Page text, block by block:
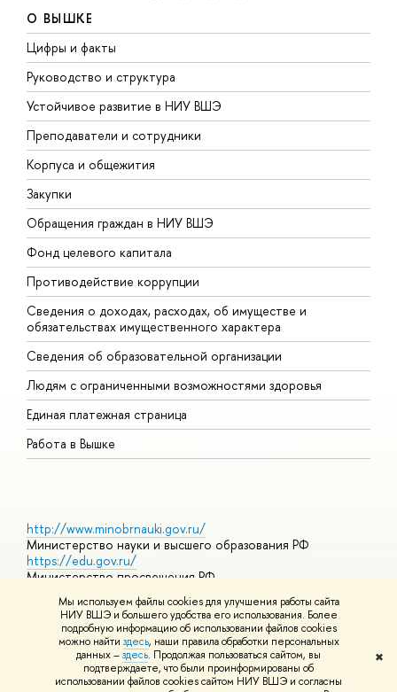
Мы используем файлы cookies для улучшения работы сайта
НИУ ВШЭ и большего удобства его использования. Более
подробную информацию об использовании файлов cookies
можно найти здесь, наши правила обработки персональных
данных –здесь. Продолжая пользоваться сайтом, вы
подтверждаете, что были проинформированы об
использовании файлов cookies сайтом НИУ ВШЭ и согласны
✖
О ВЫШКЕ
Цифры и факты
Руководство и структура
Устойчивое развитие в НИУ ВШЭ
Преподаватели и сотрудники
Корпуса и общежития
Закупки
Обращения граждан в НИУ ВШЭ
Фонд целевого капитала
Противодействие коррупции
Сведения о доходах, расходах, об имуществе и
обязательствах имущественного характера
Сведения об образовательной организации
Людям с ограниченными возможностями здоровья
Единая платежная страница
Работа в Вышке
http://www.minobrnauki.gov.ru/
Министерство науки и высшего образования РФ
https://edu.gov.ru/
Министерство просвещения РФ
https://elearning.hse.ru/mooc
Массовые открытые онлайн-курсы
© НИУ ВШЭ 1993–2026 Адреса и контактыУсловия
использования материалов Политика конфиденциальности